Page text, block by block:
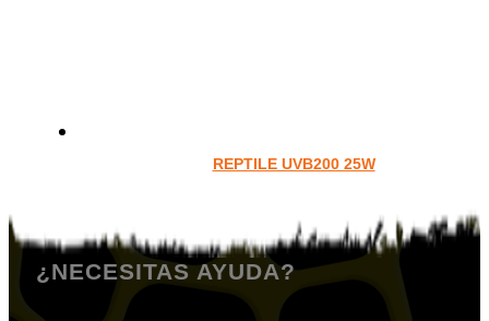
REPTILE UVB200 25W
¿NECESITAS AYUDA?